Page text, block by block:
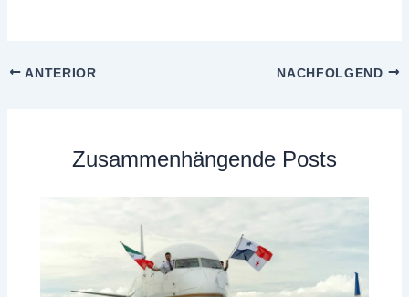
ANTERIOR NACHFOLGEND
Zusammenhängende Posts